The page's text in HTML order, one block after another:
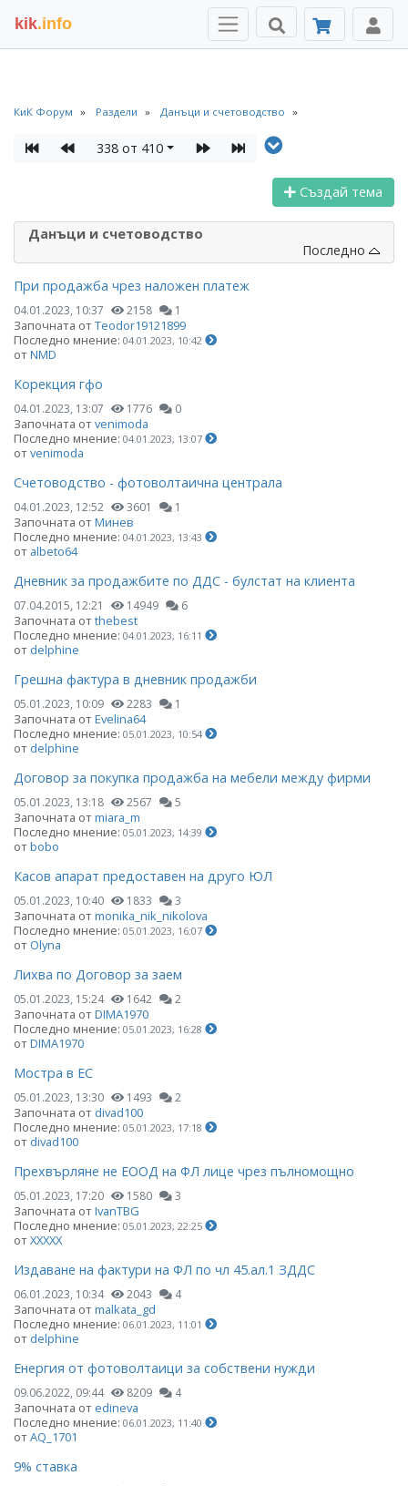
kik.info
КиК Форум Раздели Данъци и счетоводство
338 от 410
Създай тема
Данъци и счетоводство
Последно
При продажба чрез наложен платеж
04.01.2023, 10:37 2158 1
Започната отTeodor19121899
Последно мнение: 04.01.2023, 10:42
отNMD
Корекция гфо
04.01.2023, 13:07 1776 0
Започната отvenimoda
Последно мнение: 04.01.2023, 13:07
отvenimoda
Счетоводство - фотоволтаична централа
04.01.2023, 12:52 3601 1
Започната отМинев
Последно мнение: 04.01.2023, 13:43
от albeto64
Дневник за продажбите по ДДС - булстат на клиента
07.04.2015, 12:21 14949 6
Започната отthebest
Последно мнение: 04.01.2023, 16:11
от delphine
Грешна фактура в дневник продажби
05.01.2023, 10:09 2283 1
Започната отEvelina64
Последно мнение: 05.01.2023, 10:54
от delphine
Договор за покупка продажба на мебели между фирми
05.01.2023, 13:18 2567 5
Започната отmiara_m
Последно мнение: 05.01.2023, 14:39
отbobo
Касов апарат предоставен на друго ЮЛ
05.01.2023, 10:40 1833 3
Започната отmonika_nik_nikolova
Последно мнение: 05.01.2023, 16:07
отOlyna
Лихва по Договор за заем
05.01.2023, 15:24 1642 2
Започната отDIMA1970
Последно мнение: 05.01.2023, 16:28
отDIMA1970
Мостра в ЕС
05.01.2023, 13:30 1493 2
Започната от divad100
Последно мнение: 05.01.2023, 17:18
от divad100
Прехвърляне не ЕООД на ФЛ лице чрез пълномощно
05.01.2023, 17:20 1580 3
Започната отIvanTBG
Последно мнение: 05.01.2023, 22:25
отХХХХХ
Издаване на фактури на ФЛ по чл 45.ал.1 ЗДДС
06.01.2023, 10:34 2043 4
Започната отmalkata_gd
Последно мнение: 06.01.2023, 11:01
от delphine
Енергия от фотоволтаици за собствени нужди
09.06.2022, 09:44 8209 4
Започната отedineva
Последно мнение: 06.01.2023, 11:40
отAQ_1701
9% ставка